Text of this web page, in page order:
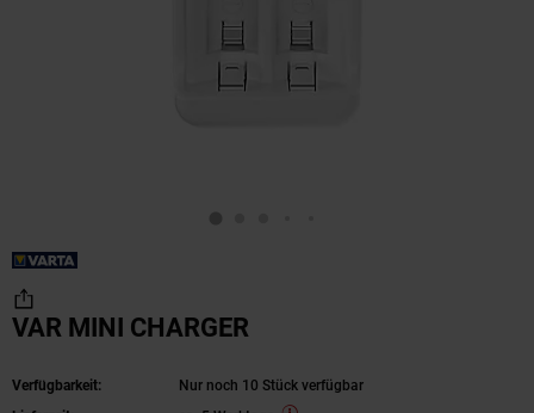
VAR MINI CHARGER
Verfügbarkeit:
Nur noch 10 Stück verfügbar